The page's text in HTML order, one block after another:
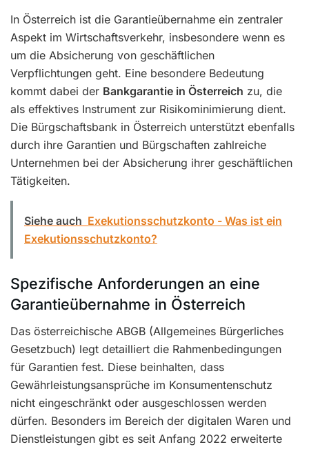
In Österreich ist die Garantieübernahme ein zentraler
Aspekt im Wirtschaftsverkehr, insbesondere wenn es
um die Absicherung von geschäftlichen
Verpflichtungen geht. Eine besondere Bedeutung
kommt dabei der Bankgarantie in Österreich zu, die
als effektives Instrument zur Risikominimierung dient.
Die Bürgschaftsbank in Österreich unterstützt ebenfalls
durch ihre Garantien und Bürgschaften zahlreiche
Unternehmen bei der Absicherung ihrer geschäftlichen
Tätigkeiten.
Siehe auch Exekutionsschutzkonto - Was ist ein
Exekutionsschutzkonto?
Spezifische Anforderungen an eine
Garantieübernahme in Österreich
Das österreichische ABGB (Allgemeines Bürgerliches
Gesetzbuch) legt detailliert die Rahmenbedingungen
für Garantien fest. Diese beinhalten, dass
Gewährleistungsansprüche im Konsumentenschutz
nicht eingeschränkt oder ausgeschlossen werden
dürfen. Besonders im Bereich der digitalen Waren und
Dienstleistungen gibt es seit Anfang 2022 erweiterte